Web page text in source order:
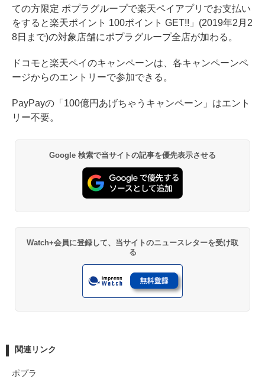
ての方限定 ポプラグループで楽天ペイアプリでお支払い
をすると楽天ポイント 100ポイント GET!!」(2019年2月2
8日まで)の対象店舗にポプラグループ全店が加わる。
ドコモと楽天ペイのキャンペーンは、各キャンペーンペ
ージからのエントリーで参加できる。
PayPayの「100億円あげちゃうキャンペーン」はエント
リー不要。
Google 検索で当サイトの記事を優先表示させる
Watch+会員に登録して、当サイトのニュースレターを受け取
る
関連リンク
ポプラ